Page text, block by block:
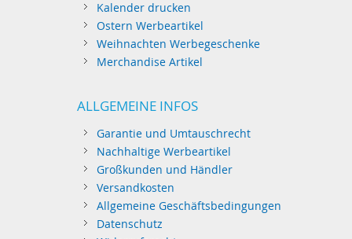
Kalender drucken
Ostern Werbeartikel
Weihnachten Werbegeschenke
Merchandise Artikel
ALLGEMEINE INFOS
Garantie und Umtauschrecht
Nachhaltige Werbeartikel
Großkunden und Händler
Versandkosten
Allgemeine Geschäftsbedingungen
Datenschutz